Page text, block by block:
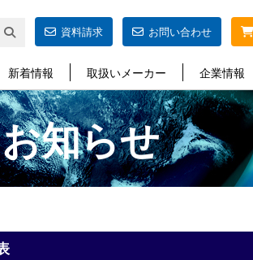
資料請求 お問い合わせ
新着情報 取扱いメーカー 企業情報
お知らせ